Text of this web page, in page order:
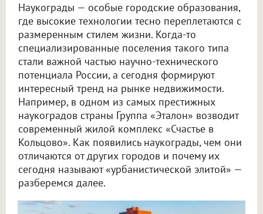
Наукограды — особые городские образования,
где высокие технологии тесно переплетаются с
размеренным стилем жизни. Когда-то
специализированные поселения такого типа
стали важной частью научно-технического
потенциала России, а сегодня формируют
интересный тренд на рынке недвижимости.
Например, в одном из самых престижных
наукоградов страны Группа «Эталон» возводит
современный жилой комплекс «Счастье в
Кольцово». Как появились наукограды, чем они
отличаются от других городов и почему их
сегодня называют «урбанистической элитой» —
разберемся далее.